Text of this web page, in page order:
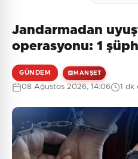
Jandarmadan
operasyonu: 1
GÜNDEM MANŞET
08 Ağustos 2026, 14:06 1 dk